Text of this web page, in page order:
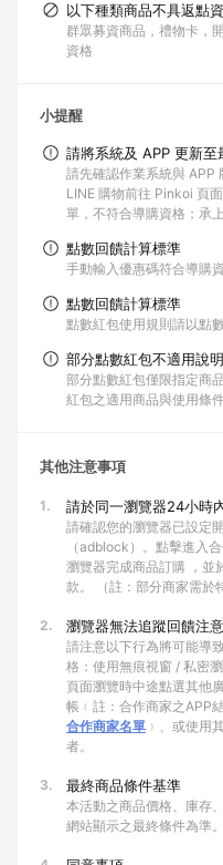
以下種類商品不具返點
群眾募資商品，禮物卡，
資格
小提醒
請將系統及 APP 更新至
請先確認作業系統與 APP
LINE 購物前往 Pinkoi 頁
單，不符合導購資格；承
點數回饋計算標準
手動輸入優惠碼符合導購
點數回饋計算標準
點數紅包使用規則請以點
部分點數紅包不適用說明
部分點數紅包僅限指定商
紅包之適用商品與使用條
其他注意事項
1. 請於同一瀏覽器24小時
請確認您的瀏覽器已設定
（adblock）。點擊進入
瀏覽器完成商品訂購 ，並
款。 （註：部分商家需於
2. 瀏覽器無法追蹤回饋注
請注意以下行為將可能導
格：使用無痕視窗 / 私密
頁面瀏覽時中途點選其他
帳﹙註：合作商家之APP
合作商家名單 ﹚、或使用
者。
3. 最終商品條件基準
本活動之商品價格、庫存
網站顯示之最終條件為準